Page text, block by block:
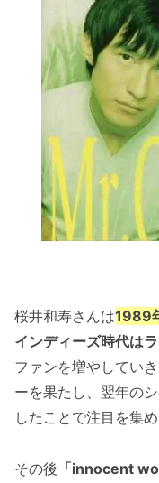
桜井和寿さんは1989
インディーズ時代は
ファンを増やしてい
ーを果たし、翌年の
したことで注目を集め
その後 「innocent